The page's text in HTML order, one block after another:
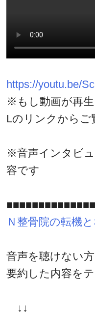
https://youtu.be/
※もし動画が再
Lのリンクからご
※音声インタビ
容です
Ｎ整骨院の転機
音声を聴けない
要約した内容を
↓↓